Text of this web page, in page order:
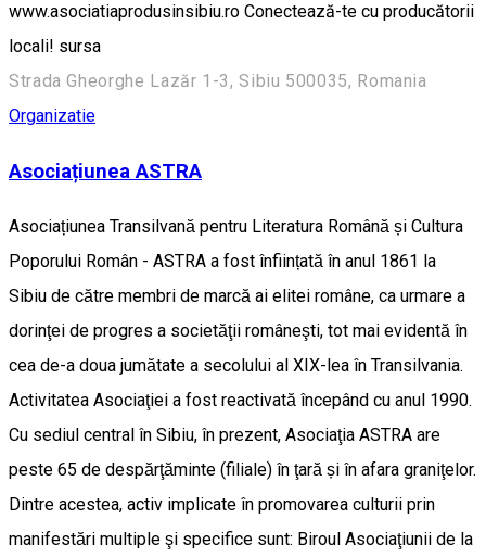
www.asociatiaprodusinsibiu.ro Conectează-te cu producătorii
locali! sursa
Strada Gheorghe Lazăr 1-3, Sibiu 500035, Romania
Organizatie
Asociațiunea ASTRA
Asociațiunea Transilvană pentru Literatura Română și Cultura
Poporului Român - ASTRA a fost înființată în anul 1861 la
Sibiu de către membri de marcă ai elitei române, ca urmare a
dorinţei de progres a societăţii româneşti, tot mai evidentă în
cea de-a doua jumătate a secolului al XIX-lea în Transilvania.
Activitatea Asociaţiei a fost reactivată începând cu anul 1990.
Cu sediul central în Sibiu, în prezent, Asociaţia ASTRA are
peste 65 de despărţăminte (filiale) în ţară și în afara graniţelor.
Dintre acestea, activ implicate în promovarea culturii prin
manifestări multiple şi specifice sunt: Biroul Asociaţiunii de la